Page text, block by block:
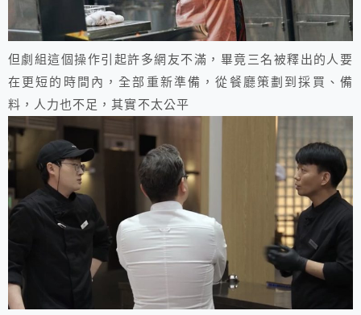
但劇組這個操作引起許多網友不滿，畢竟三名被釋出的人要
在更短的時間內，全部重新準備，從餐廳策劃到採買、備
料，人力也不足，其實不太公平